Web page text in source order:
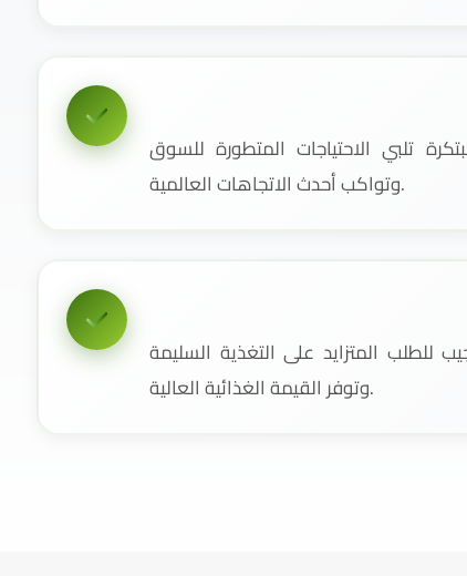
تلبي الاحتياجات المتطورة للسوق
وتواكب أحدث الاتجاهات العالمية.
المتزايد على التغذية السليمة
وتوفر القيمة الغذائية العالية.